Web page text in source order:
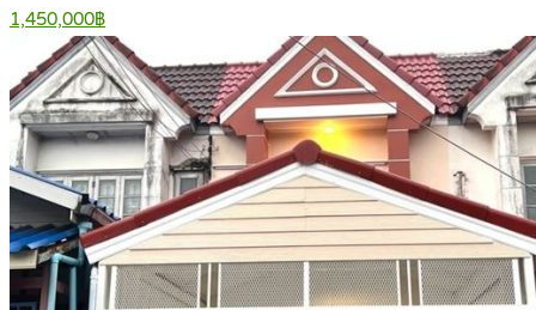
1,450,000฿